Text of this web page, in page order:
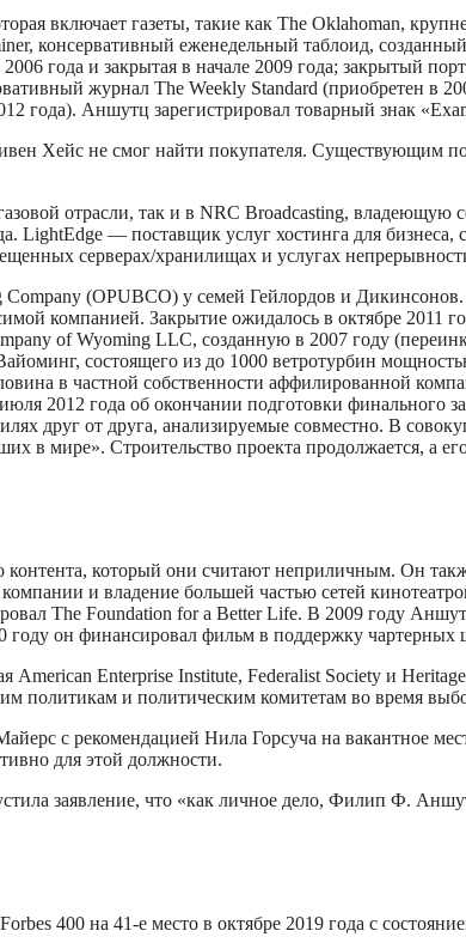
включает газеты, такие как The Oklahoman,
консервативный еженедельный таблоид,
года и закрытая в начале 2009 года; закрытый
журнал The Weekly Standard (приобретен в
года). Аншутц зарегистрировал товарный знак
Хейс не смог найти покупателя. Существующим
отрасли, так и в NRC Broadcasting, владеющую
LightEdge — поставщик услуг хостинга для
серверах/хранилищах и услугах
(OPUBCO) у семей Гейлордов и
компанией. Закрытие ожидалось в октябре 2011
of Wyoming LLC, созданную в 2007 году
состоящего из до 1000 ветротурбин
в частной собственности аффилированной
2012 года об окончании подготовки финального
друг от друга, анализируемые совместно. В
мире». Строительство проекта продолжается, а
который они считают неприличным. Он
и владение большей частью сетей
The Foundation for a Better Life. В 2009 году
он финансировал фильм в поддержку чартерных
Enterprise Institute, Federalist Society и
политикам и политическим комитетам во время
с рекомендацией Нила Горсуча на вакантное
для этой должности.
заявление, что «как личное дело, Филип Ф.
400 на 41-е место в октябре 2019 года с